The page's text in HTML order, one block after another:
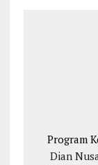
Program
Dian